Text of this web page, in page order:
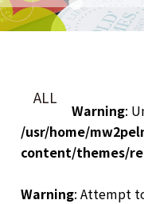
ALL
Warning:
/usr/home/
content/themes/
Warning: Attempt